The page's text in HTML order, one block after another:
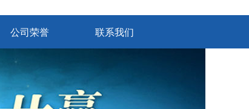
公司荣誉 联系我们